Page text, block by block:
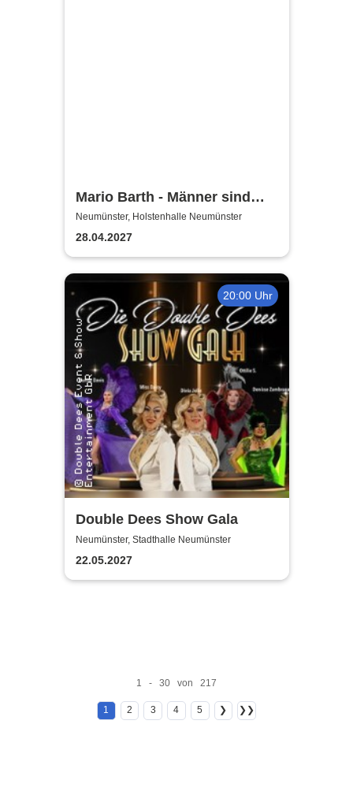
Mario Barth - Männer sind
nichts ohne die Frauen
Neumünster, Holstenhalle Neumünster
28.04.2027
20:00 Uhr
Double Dees Show Gala
Neumünster, Stadthalle Neumünster
22.05.2027
1 - 30 von 217
1 2 3 4 5 ❯ ❯❯